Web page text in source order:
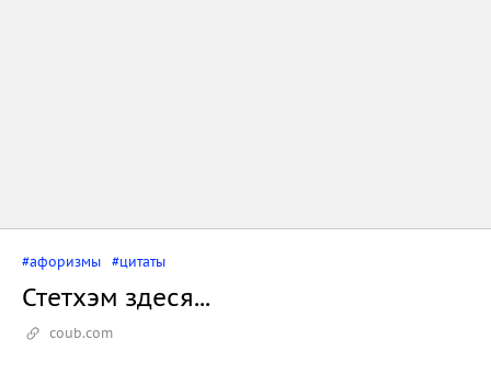
#афоризмы #цитаты
Стетхэм здеся...
coub.com